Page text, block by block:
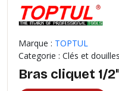
Marque : TOPTUL
Categorie : Clés et douilles
Bras cliquet 1/